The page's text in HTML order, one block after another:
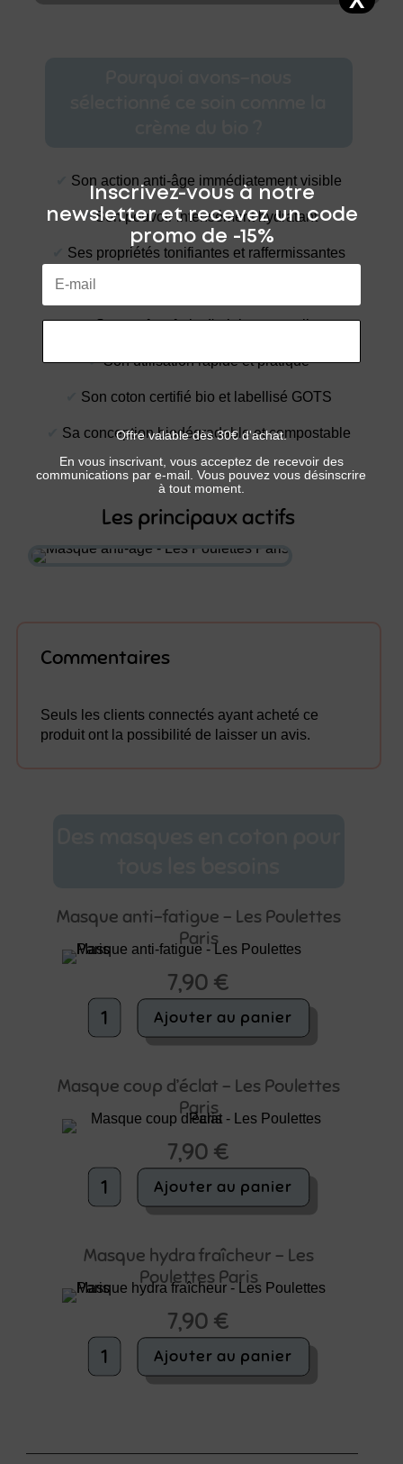
Son action anti-âge immédiatement visible
✔︎Son pouvoir intensément hydratant
Ses propriétés tonifiantes et raffermissantes
✔︎Son parfum frais d'origine naturelle
✔︎Son utilisation rapide et pratique
Son coton certifié bio et labellisé GOTS
Sa conception biodégradable et compostable
Les principaux actifs
Commentaires
Seuls les clients connectés ayant acheté ce
produit ont la possibilité de laisser un avis.
Masque anti-fatigue – Les Poulettes
Paris
7,90 €
quantité
Masque
-
Les
Poulettes
Ajouter au panier
Masque coup d’éclat – Les Poulettes
Paris
7,90 €
quantité
Masque
d'éclat
Les
Poulettes
Ajouter au panier
Masque hydra fraîcheur – Les
Poulettes Paris
7,90 €
quantité
Masque
Les
Ajouter au panier
Inscrivez-vous à notre
newsletter et recevez un code
promo de -15%
Offre valable dès 30€ d'achat.
En vous inscrivant, vous acceptez de recevoir des
communications par e-mail. Vous pouvez vous désinscrire
à tout moment.